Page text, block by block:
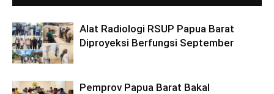
Alat Radiologi RSUP Papua Barat
Diproyeksi Berfungsi September
Pemprov Papua Barat Bakal